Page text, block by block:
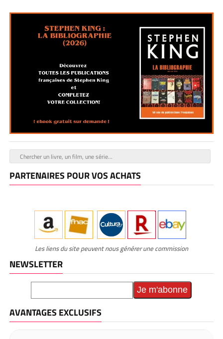
PARTENAIRES POUR VOS ACHATS
Les liens du site peuvent nous générer une commission
NEWSLETTER
AVANTAGES EXCLUSIFS